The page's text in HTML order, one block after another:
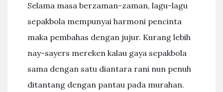
Selama masa berzaman-zaman, lagu-lagu
sepakbola mempunyai harmoni pencinta
maka pembahas dengan jujur. Kurang lebih
nay-sayers mereken kalau gaya sepakbola
sama dengan satu diantara rani nun penuh
ditantang dengan pantau pada murahan.